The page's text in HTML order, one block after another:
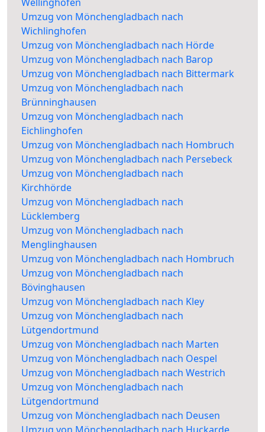
Umzug von Mönchengladbach nach
Wichlinghofen
Umzug von Mönchengladbach nach Hörde
Umzug von Mönchengladbach nach Barop
Umzug von Mönchengladbach nach Bittermark
Umzug von Mönchengladbach nach
Brünninghausen
Umzug von Mönchengladbach nach
Eichlinghofen
Umzug von Mönchengladbach nach Hombruch
Umzug von Mönchengladbach nach Persebeck
Umzug von Mönchengladbach nach
Kirchhörde
Umzug von Mönchengladbach nach
Lücklemberg
Umzug von Mönchengladbach nach
Menglinghausen
Umzug von Mönchengladbach nach Hombruch
Umzug von Mönchengladbach nach
Bövinghausen
Umzug von Mönchengladbach nach Kley
Umzug von Mönchengladbach nach
Lütgendortmund
Umzug von Mönchengladbach nach Marten
Umzug von Mönchengladbach nach Oespel
Umzug von Mönchengladbach nach Westrich
Umzug von Mönchengladbach nach
Lütgendortmund
Umzug von Mönchengladbach nach Deusen